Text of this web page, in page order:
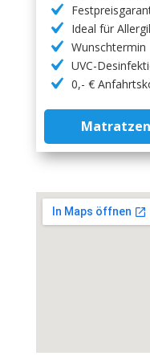
Ideal für
Wunschtermin
UVC-
0,- €